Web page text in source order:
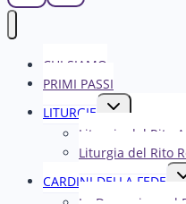
CHI SIAMO
PRIMI PASSI
LITURGIE
Alterna
figlio
Liturgia del Rito
Liturgia del Rito
CARDINI DELLA FEDE